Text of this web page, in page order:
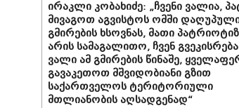
ირაკლი კობახიძე: „ჩვენი ვალია,
მივაგოთ აგვისტოს ომში
გმირების ხსოვნას, მათი
არის სამაგალითო, ჩვენ გვეკისრება
ვალი ამ გმირების წინაშე,
გავაკეთოთ მშვიდობიანი გზით
საქართველოს ტერიტორიული
მთლიანობის აღსადგენად“